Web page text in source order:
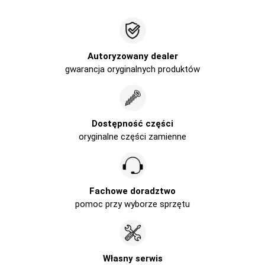
Autoryzowany dealer
gwarancja oryginalnych produktów
Dostępność części
oryginalne części zamienne
Fachowe doradztwo
pomoc przy wyborze sprzętu
Własny serwis